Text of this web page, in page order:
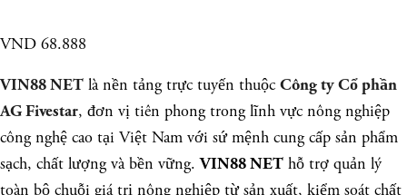
VND 68.888
VIN88 NET là nền tảng trực tuyến thuộc Công ty Cổ phần
AG Fivestar, đơn vị tiên phong trong lĩnh vực nông nghiệp
công nghệ cao tại Việt Nam với sứ mệnh cung cấp sản phẩm
sạch, chất lượng và bền vững.VIN88 NET hỗ trợ quản lý
toàn bộ chuỗi giá trị nông nghiệp từ sản xuất, kiểm soát chất